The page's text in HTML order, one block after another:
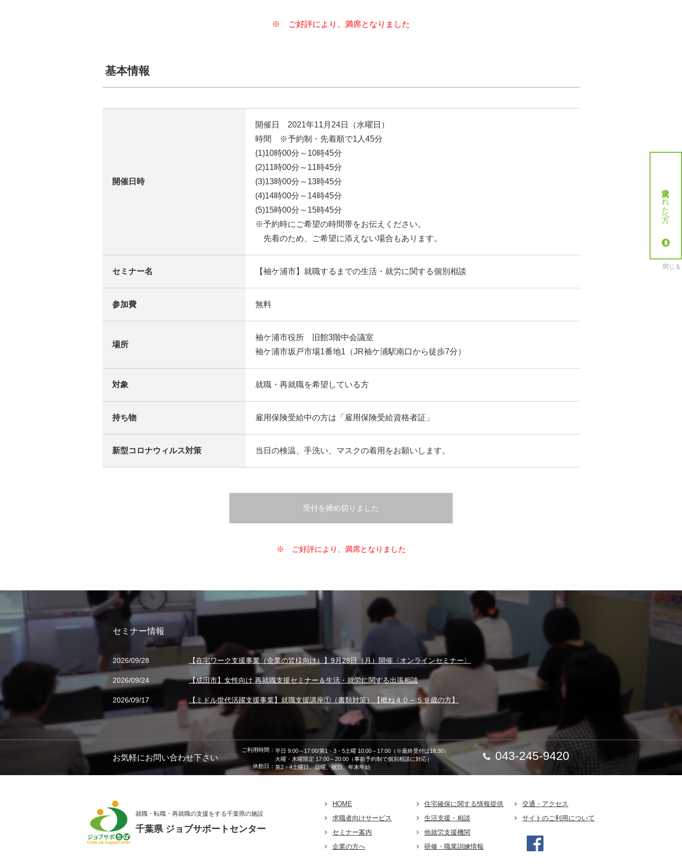
※ ご好評により、満席となりました
基本情報
開催日時
開催日 2021年11月24日（水曜日）
時間 ※予約制・先着順で1人45分
(1)10時00分～10時45分
(2)11時00分～11時45分
(3)13時00分～13時45分
(4)14時00分～14時45分
(5)15時00分～15時45分
※予約時にご希望の時間帯をお伝えください。
先着のため、ご希望に添えない場合もあります。
セミナー名 【袖ケ浦市】就職するまでの生活・就労に関する個別相談
参加費 無料
場所
袖ケ浦市役所 旧館3階中会議室
袖ケ浦市坂戸市場1番地1（JR袖ケ浦駅南口から徒歩7分）
対象 就職・再就職を希望している方
持ち物 雇用保険受給中の方は「雇用保険受給資格者証」
新型コロナウィルス対策 当日の検温、手洗い、マスクの着用をお願いします。
受付を締め切りました
※ ご好評により、満席となりました
セミナー情報
2026/09/28 【在宅ワーク支援事業（企業の皆様向け）】9月28日（月）開催〈オンラインセミナー〉
2026/09/24 【成田市】女性向け 再就職支援セミナー＆生活・就労に関する出張相談
2026/09/17 【ミドル世代活躍支援事業】就職支援講座①（書類対策）【概ね４０～５９歳の方】
お気軽にお問い合わせ下さい 043-245-9420
ご利用時間： 平日 9:00～17:00/第1・3・5土曜 10:00～17:00（※最終受付は16:30）
火曜・木曜限定 17:00～20:00（事前予約制で個別相談に対応）
休館日： 第2・4土曜日、日曜、祝日、年末年始
就職・転職・再就職の支援をする千葉県の施設
千葉県 ジョブサポートセンター
HOME
求職者向けサービス
セミナー案内
企業の方へ
住宅確保に関する情報提供
生活支援・相談
他就労支援機関
研修・職業訓練情報
交通・アクセス
サイトのご利用について
就労決定された方へ
閉じる